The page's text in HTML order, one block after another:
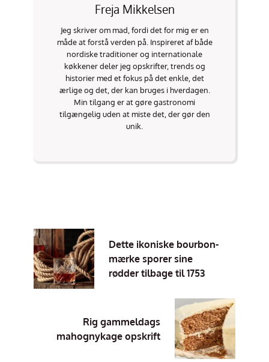
Freja Mikkelsen
Jeg skriver om mad, fordi det for mig er en
måde at forstå verden på. Inspireret af både
nordiske traditioner og internationale
køkkener deler jeg opskrifter, trends og
historier med et fokus på det enkle, det
ærlige og det, der kan bruges i hverdagen.
Min tilgang er at gøre gastronomi
tilgængelig uden at miste det, der gør den
unik.
Dette ikoniske bourbon-
mærke sporer sine
rødder tilbage til 1753
Rig gammeldags
mahognykage opskrift